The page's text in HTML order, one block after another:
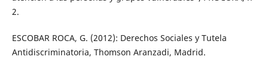
2.
ESCOBAR ROCA, G. (2012): Derechos Sociales y Tutela
Antidiscriminatoria, Thomson Aranzadi, Madrid.